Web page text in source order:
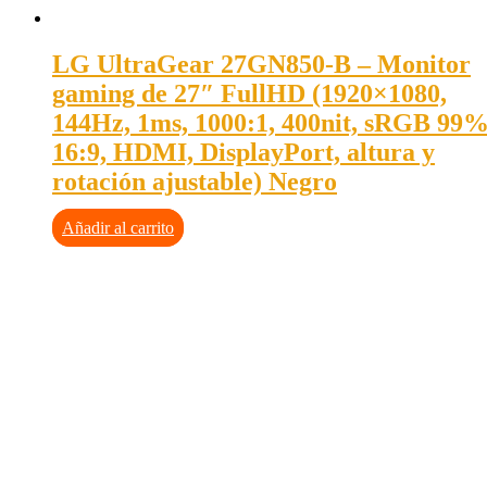
LG UltraGear 27GN850-B – Monitor
gaming de 27″ FullHD (1920×1080,
144Hz, 1ms, 1000:1, 400nit, sRGB
16:9, HDMI, DisplayPort, altura y
rotación ajustable) Negro
Añadir al carrito